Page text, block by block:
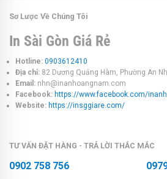
Sơ Lược Về Chúng Tôi
In Sài Gòn Giá Rẻ
Hotline: 0903612410
Địa chỉ: 82 Dương Quảng Hàm, Phường An
Email: nhn@inanhoangnam.com
Facebook: https://www.facebook.com/
Website: https://insggiare.com/
TƯ VẤN ĐẶT HÀNG - TRẢ LỜI THẮC MẮC
0902 758 756